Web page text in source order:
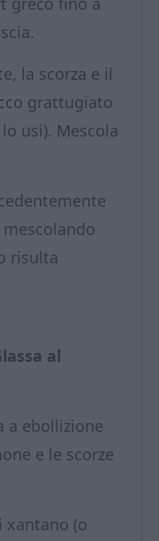
la scorza e il
grattugiato
usi). Mescola
risulta
al
a ebollizione
e le scorze
xantano (o